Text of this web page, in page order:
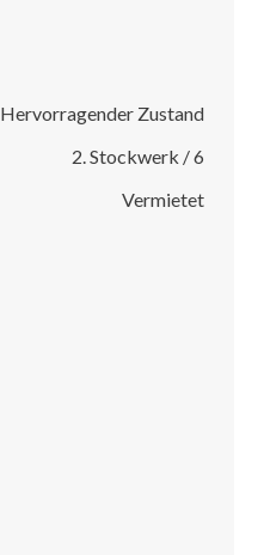
Hervorragender Zustand
2. Stockwerk / 6
Vermietet